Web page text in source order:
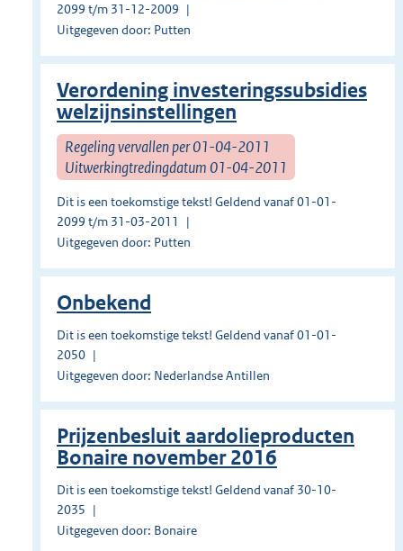
2099 t/m 31-12-2009
Uitgegeven door: Putten
Verordening investeringssubsidies
welzijnsinstellingen
Regeling vervallen per 01-04-2011
Uitwerkingtredingdatum 01-04-2011
Dit is een toekomstige tekst! Geldend vanaf 01-01-
2099 t/m 31-03-2011
Uitgegeven door: Putten
Onbekend
Dit is een toekomstige tekst! Geldend vanaf 01-01-
2050
Uitgegeven door: Nederlandse Antillen
Prĳzenbesluit aardolieproducten
Bonaire november 2016
Dit is een toekomstige tekst! Geldend vanaf 30-10-
2035
Uitgegeven door: Bonaire